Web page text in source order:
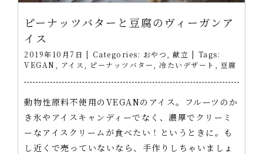
ピーナッツバターと豆腐のヴィーガンア
イス
2019年10月7日 | Categories: おやつ 献立 | Tags:
VEGAN
アイス ピーナッツバター 冷たいデザート 豆腐
動物性原料不使用のVEGANのアイス。フルーツのか
き氷やアイスキャンディーでなく、濃厚でクリーミ
ーなアイスクリームが食べたい！というときに。も
し近くで売っていないなら、手作りしちゃいましょ